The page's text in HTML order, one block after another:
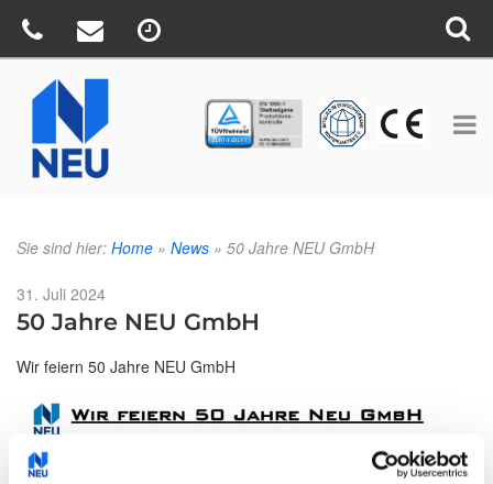
Sie sind hier: Home » News » 50 Jahre NEU GmbH
Veröffentlicht
am
31. Juli 2024
50 Jahre NEU GmbH
Wir feiern 50 Jahre NEU GmbH
TÜV CE BV